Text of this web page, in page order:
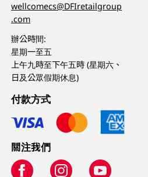
wellcomecs@DFIretailgroup
.com
辦公時間:
星期一至五
上午九時至下午五時 (星期六、
日及公眾假期休息)
付款方式
關注我們